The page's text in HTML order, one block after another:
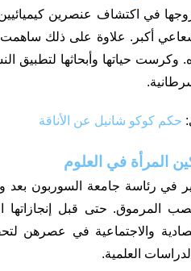
في اكتشاف عنصرين كيميائيين
أكبر. علاوة على ذلك
وكرست حياتها وأبحاثها
حكم كوكو شانيل عن الأناقة
المرأة في العلوم
في رئاسة جامعة السوربون بعد
المرموق. حتى قبل إنجازاتها
والاجتماعية في عصرهن
العلمية.